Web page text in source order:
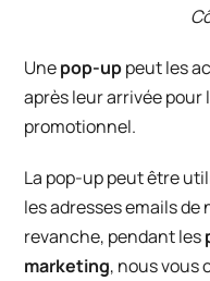
Unepop-uppeut les
après leur arrivée pour
promotionnel.
La pop-uppeut être
les adresses emails de
revanche, pendant les
marketing, nous vous